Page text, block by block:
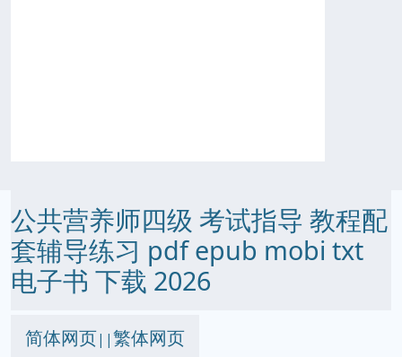
公共营养师四级 考试指导 教程配
套辅导练习 pdf epub mobi txt
电子书 下载 2026
简体网页||繁体网页